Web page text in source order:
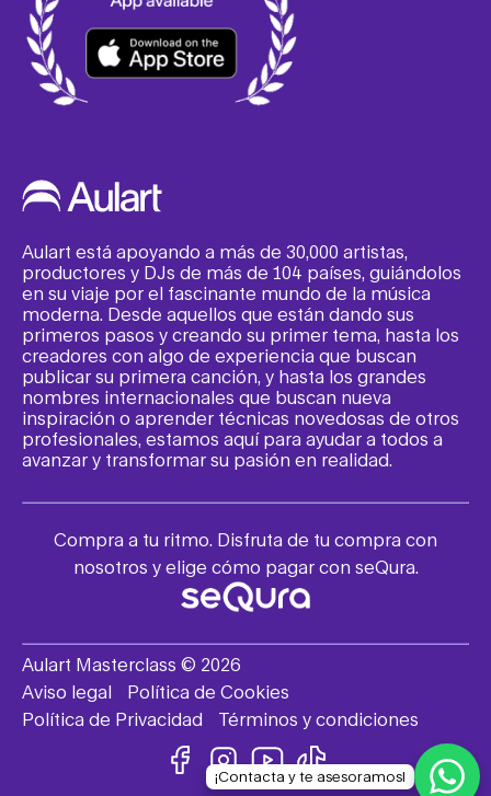
Aulart está apoyando a más de 30,000 artistas,
productores y DJs de más de 104 países, guiándolos
en su viaje por el fascinante mundo de la música
moderna. Desde aquellos que están dando sus
primeros pasos y creando su primer tema, hasta los
creadores con algo de experiencia que buscan
publicar su primera canción, y hasta los grandes
nombres internacionales que buscan nueva
inspiración o aprender técnicas novedosas de otros
profesionales, estamos aquí para ayudar a todos a
avanzar y transformar su pasión en realidad.
Compra a tu ritmo. Disfruta de tu compra con
nosotros y elige cómo pagar con seQura.
Aulart Masterclass © 2026
Aviso legal
Política de Cookies
Política de Privacidad
Términos y condiciones
¡Contacta y te asesoramos!